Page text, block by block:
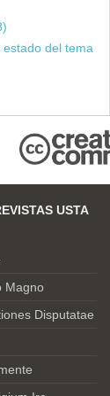
del tema
USTA
Magno
Disputatae